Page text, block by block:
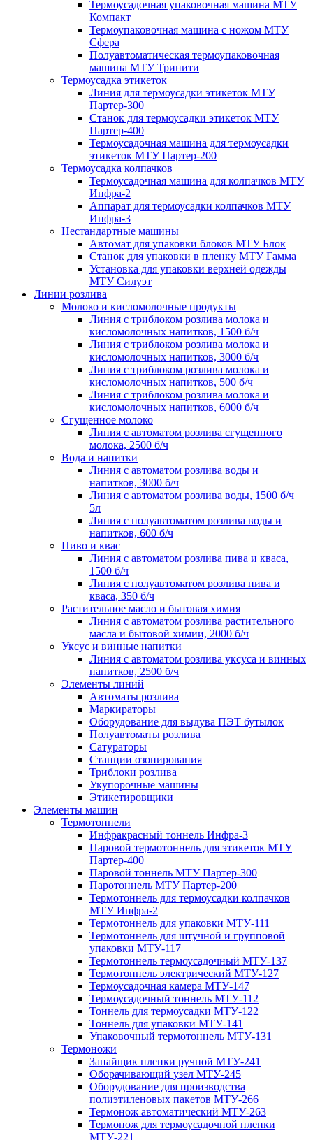
Термоусадочная упаковочная машина МТУ
Компакт
Термоупаковочная машина с ножом МТУ
Сфера
Полуавтоматическая термоупаковочная
машина МТУ Тринити
Термоусадка этикеток
Линия для термоусадки этикеток МТУ
Партер-300
Станок для термоусадки этикеток МТУ
Партер-400
Термоусадочная машина для термоусадки
этикеток МТУ Партер-200
Термоусадка колпачков
Термоусадочная машина для колпачков МТУ
Инфра-2
Аппарат для термоусадки колпачков МТУ
Инфра-3
Нестандартные машины
Автомат для упаковки блоков МТУ Блок
Станок для упаковки в пленку МТУ Гамма
Установка для упаковки верхней одежды
МТУ Силуэт
Линии розлива
Молоко и кисломолочные продукты
Линия с триблоком розлива молока и
кисломолочных напитков, 1500 б/ч
Линия с триблоком розлива молока и
кисломолочных напитков, 3000 б/ч
Линия с триблоком розлива молока и
кисломолочных напитков, 500 б/ч
Линия с триблоком розлива молока и
кисломолочных напитков, 6000 б/ч
Сгущенное молоко
Линия с автоматом розлива сгущенного
молока, 2500 б/ч
Вода и напитки
Линия с автоматом розлива воды и
напитков, 3000 б/ч
Линия с автоматом розлива воды, 1500 б/ч
5л
Линия с полуавтоматом розлива воды и
напитков, 600 б/ч
Пиво и квас
Линия с автоматом розлива пива и кваса,
1500 б/ч
Линия с полуавтоматом розлива пива и
кваса, 350 б/ч
Растительное масло и бытовая химия
Линия с автоматом розлива растительного
масла и бытовой химии, 2000 б/ч
Уксус и винные напитки
Линия с автоматом розлива уксуса и винных
напитков, 2500 б/ч
Элементы линий
Автоматы розлива
Маркираторы
Оборудование для выдува ПЭТ бутылок
Полуавтоматы розлива
Сатураторы
Станции озонирования
Триблоки розлива
Укупорочные машины
Этикетировщики
Элементы машин
Термотоннели
Инфракрасный тоннель Инфра-3
Паровой термотоннель для этикеток МТУ
Партер-400
Паровой тоннель МТУ Партер-300
Паротоннель МТУ Партер-200
Термотоннель для термоусадки колпачков
МТУ Инфра-2
Термотоннель для упаковки МТУ-111
Термотоннель для штучной и групповой
упаковки МТУ-117
Термотоннель термоусадочный МТУ-137
Термотоннель электрический МТУ-127
Термоусадочная камера МТУ-147
Термоусадочный тоннель МТУ-112
Тоннель для термоусадки МТУ-122
Тоннель для упаковки МТУ-141
Упаковочный термотоннель МТУ-131
Термоножи
Запайщик пленки ручной МТУ-241
Оборачивающий узел МТУ-245
Оборудование для производства
полиэтиленовых пакетов МТУ-266
Термонож автоматический МТУ-263
Термонож для термоусадочной пленки
МТУ-221